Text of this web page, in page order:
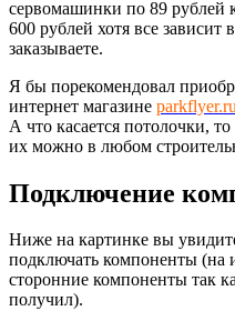
сервомашинки по 89 рублей
600 рублей хотя все зависит
заказываете.
Я бы порекомендовал
интернет магазине parkflyer.ru
А что касается потолочки,
их можно в любом
Подключение
Ниже на картинке вы
подключать компоненты (на
сторонние компоненты так
получил).